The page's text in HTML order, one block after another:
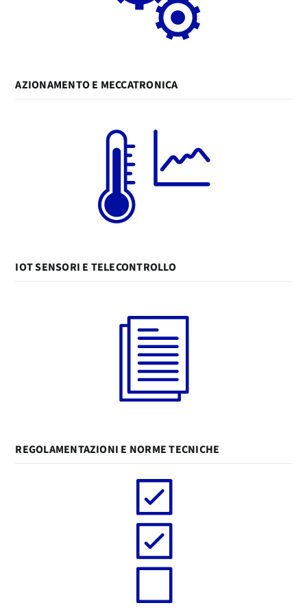
AZIONAMENTO E MECCATRONICA
IOT SENSORI E TELECONTROLLO
REGOLAMENTAZIONI E NORME TECNICHE